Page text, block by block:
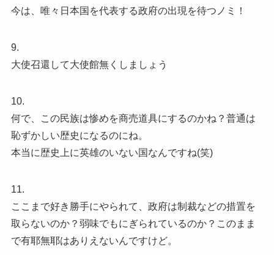
今は、唯々日本国を代表する政府の出現を待つノミ！
9.
大使召還して大使館無くしましょう
10.
何で、この民族は惨めを商売道具にするのかね？普通は
恥ずかしい歴史になるのにね。
本当に歴史上に英雄のいない国なんですね(笑)
11.
ここまで好き勝手にやられて、政府は制裁などの措置を
取らないのか？弱味でもにぎられているのか？このまま
で有耶無耶はありえないんですけど。